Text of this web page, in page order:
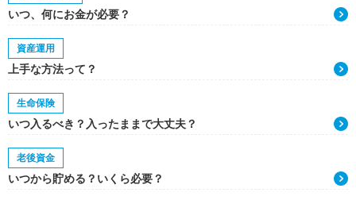
いつ、何にお金が必要？
資産運用
上手な方法って？
生命保険
いつ入るべき？入ったままで大丈夫？
老後資金
いつから貯める？いくら必要？